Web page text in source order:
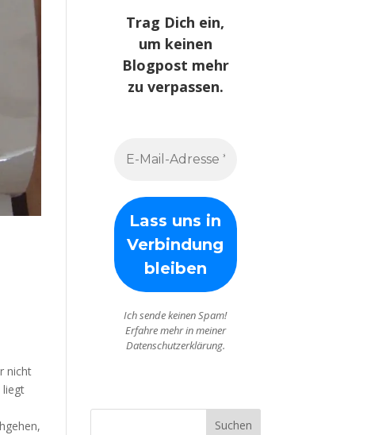
nicht
liegt
Trag Dich ein,
um keinen
Blogpost mehr
zu verpassen.
Ich sende keinen Spam!
Erfahre mehr in meiner
Datenschutzerklärung.